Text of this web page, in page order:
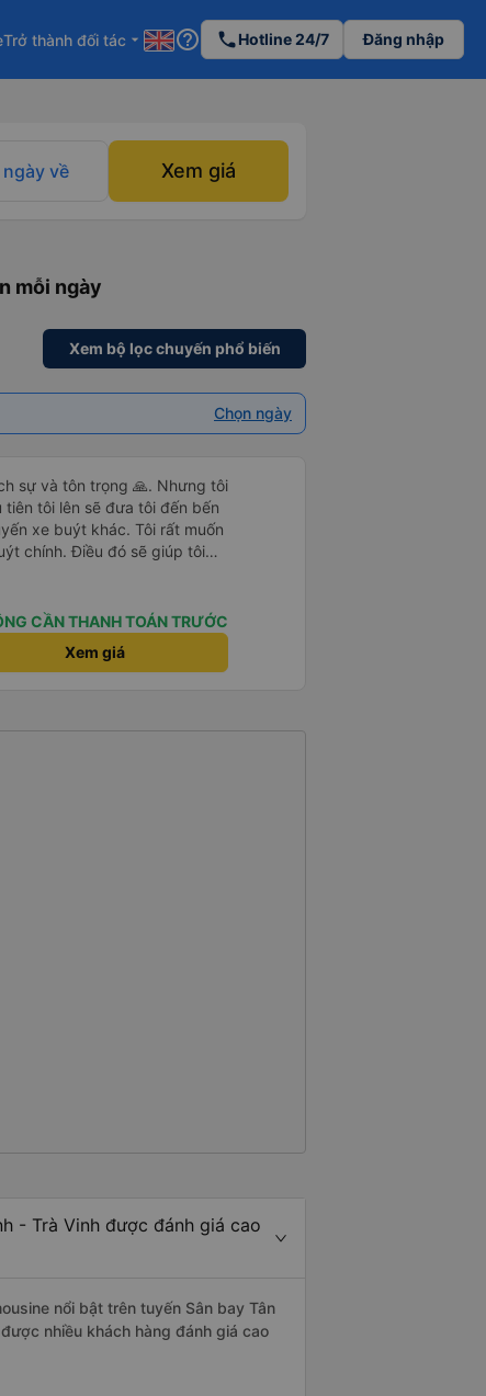
Trở thành đối tác arrow_drop_down help_outline phoneHotline 24/7 Đăng nhập
về Xem giá
mỗi ngày
Xem bộ lọc chuyến phổ biến
Chọn ngày
sự và tôn trọng 🙏. Nhưng tôi
tôi lên sẽ đưa tôi đến bến
xe buýt khác. Tôi rất muốn
chính. Điều đó sẽ giúp tôi
lần. Ngoài ra, xe buýt
CẦN THANH TOÁN TRƯỚC
Xem giá
- Trà Vinh được đánh giá cao
nổi bật trên tuyến Sân bay Tân
nhiều khách hàng đánh giá cao